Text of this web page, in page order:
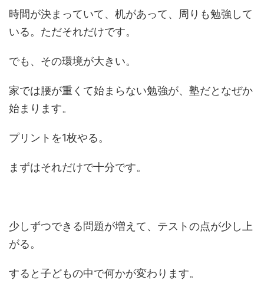
時間が決まっていて、机があって、周りも勉強して
いる。ただそれだけです。
でも、その環境が大きい。
家では腰が重くて始まらない勉強が、塾だとなぜか
始まります。
プリントを1枚やる。
まずはそれだけで十分です。
少しずつできる問題が増えて、テストの点が少し上
がる。
すると子どもの中で何かが変わります。